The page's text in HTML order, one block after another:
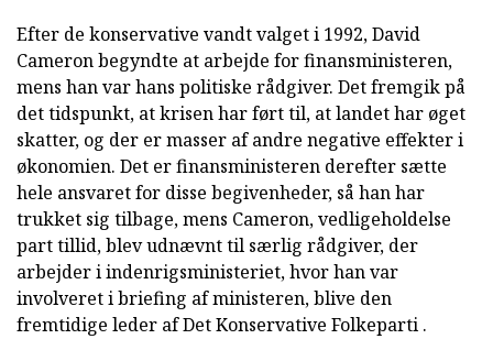
Efter de konservative vandt valget i 1992, David
Cameron begyndte at arbejde for finansministeren,
mens han var hans politiske rådgiver. Det fremgik på
det tidspunkt, at krisen har ført til, at landet har øget
skatter, og der er masser af andre negative effekter i
økonomien. Det er finansministeren derefter sætte
hele ansvaret for disse begivenheder, så han har
trukket sig tilbage, mens Cameron, vedligeholdelse
part tillid, blev udnævnt til særlig rådgiver, der
arbejder i indenrigsministeriet, hvor han var
involveret i briefing af ministeren, blive den
fremtidige leder af Det Konservative Folkeparti .